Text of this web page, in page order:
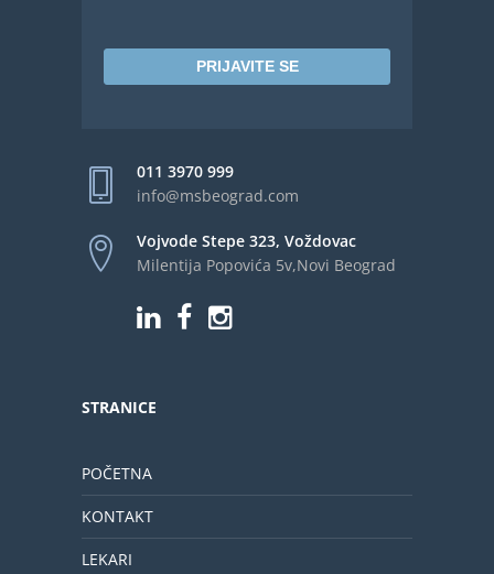
PRIJAVITE SE
011 3970 999
info@msbeograd.com
Vojvode Stepe 323, Voždovac
Milentija Popovića 5v,Novi Beograd
STRANICE
POČETNA
KONTAKT
LEKARI